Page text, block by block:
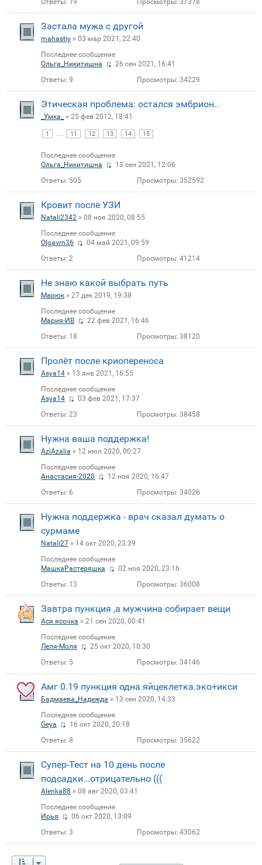
Ответы: 19 Просмотры: 37378
Застала мужа с другой
mahastiy » 03 мар 2021, 22:40
Последнее сообщение
Ольга_Никитишна
26 сен 2021, 16:41
Ответы: 9 Просмотры: 34229
Этическая проблема: остался эмбрион..
_Умка_ » 25 фев 2012, 18:41
1 11 12 13 14 15
Последнее сообщение
Ольга_Никитишна
13 сен 2021, 12:06
Ответы: 505 Просмотры: 352592
Кровит после УЗИ
Natali2342 » 08 ноя 2020, 08:55
Последнее сообщение
Olgavrn36
04 май 2021, 09:59
Ответы: 2 Просмотры: 41214
Не знаю какой выбрать путь
Марюк » 27 дек 2019, 19:38
Последнее сообщение
Мария-ИВ
22 фев 2021, 16:46
Ответы: 18 Просмотры: 38120
Пролёт после криопереноса
Asya14 » 13 янв 2021, 16:55
Последнее сообщение
Asya14
03 фев 2021, 17:37
Ответы: 23 Просмотры: 38458
Нужна ваша поддержка!
AziAzalia » 12 июл 2020, 00:27
Последнее сообщение
Анастасия-2020
12 ноя 2020, 16:47
Ответы: 6 Просмотры: 34026
Нужна поддержка - врач сказал думать о
сурмаме
Natali27 » 14 окт 2020, 23:39
Последнее сообщение
МашкаРастеряшка
02 ноя 2020, 23:16
Ответы: 13 Просмотры: 36008
Завтра пункция ,а мужчина собирает вещи
Ася ясочка » 21 сен 2020, 00:41
Последнее сообщение
Леля-Моля
25 окт 2020, 10:30
Ответы: 5 Просмотры: 34146
Амг 0.19 пункция одна яйцеклетка.эко+икси
Бадмаева_Надежда » 13 сен 2020, 14:33
Последнее сообщение
Geya
16 окт 2020, 20:18
Ответы: 8 Просмотры: 35622
Супер-Тест на 10 день после
подсадки...отрицательно (((
Alenka88 » 08 авг 2020, 03:41
Последнее сообщение
Ирья
06 окт 2020, 13:09
Ответы: 3 Просмотры: 43062